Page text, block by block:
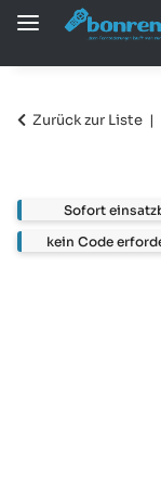
Zurück zur Liste